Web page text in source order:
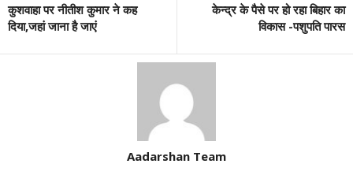
कुशवाहा पर नीतीश कुमार ने कह
दिया,जहां जाना है जाएं
केन्द्र के पैसे पर हो रहा बिहार का
विकास -पशुपति पारस
Aadarshan Team